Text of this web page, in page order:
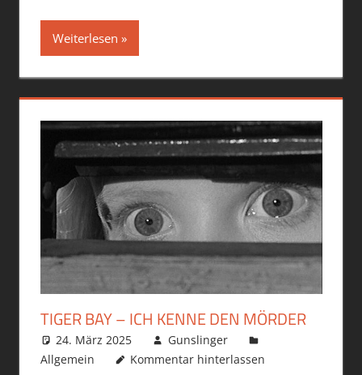
Weiterlesen
TIGER BAY – ICH KENNE DEN MÖRDER
24. März 2025
Gunslinger
Allgemein
Kommentar hinterlassen